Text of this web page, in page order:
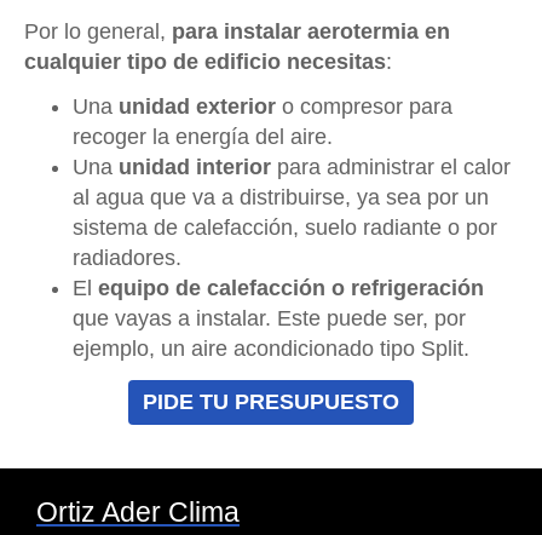
Por lo general, para instalar aerotermia en
cualquier tipo de edificio necesitas:
Una unidad exterior o compresor para
recoger la energía del aire.
Una unidad interior para administrar el calor
al agua que va a distribuirse, ya sea por un
sistema de calefacción, suelo radiante o por
radiadores.
El equipo de calefacción o refrigeración
que vayas a instalar. Este puede ser, por
ejemplo, un aire acondicionado tipo Split.
PIDE TU PRESUPUESTO
Ortiz Ader Clima